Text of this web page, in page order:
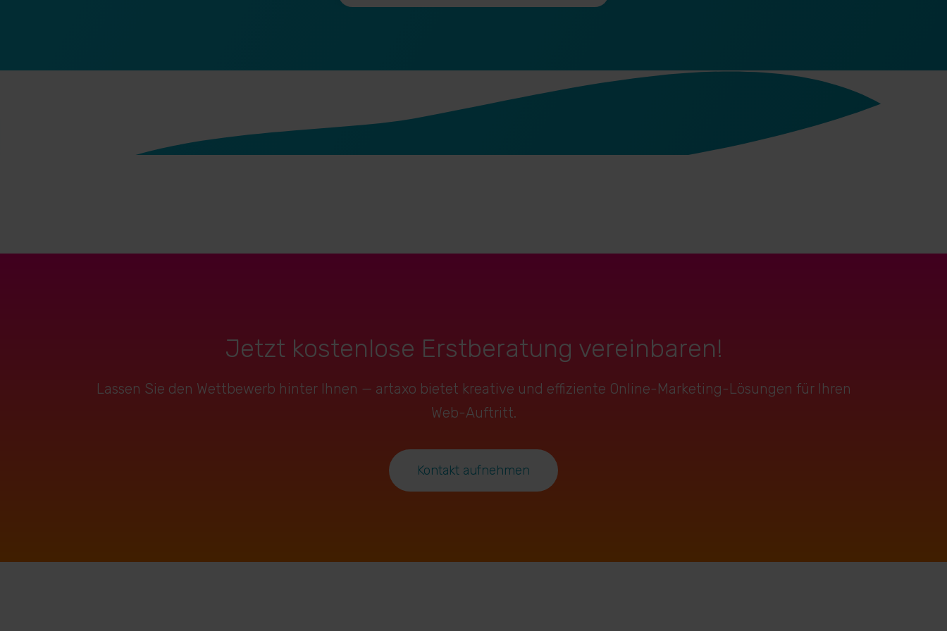
Jetzt kostenlose Erstberatung vereinbaren!
Lassen Sie den Wettbewerb hinter Ihnen — artaxo bietet kreative und effiziente Online-Marketing-Lösungen für Ihren
Web-Auftritt.
Kontakt aufnehmen